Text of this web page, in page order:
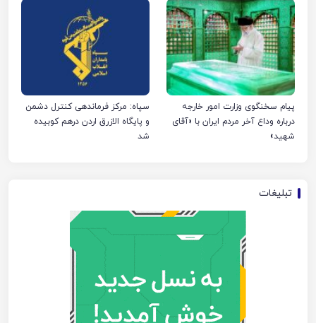
پیام سخنگوی وزارت امور خارجه
درباره وداع آخر مردم ایران با «آقای
شهید»
سپاه: مرکز فرماندهی کنترل دشمن
و پایگاه الازرق اردن درهم کوبیده
شد
تبلیغات